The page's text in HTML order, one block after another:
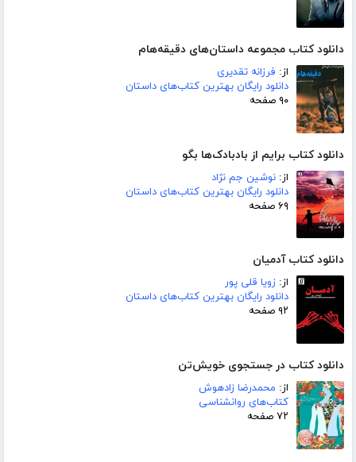
دانلود کتاب مجموعه داستان‌های دقیقه‌هام
از: فرزانه تقدیری
دانلود رایگان بهترین کتاب‌های داستان
۹۰ صفحه
دانلود کتاب برایم از بادبادک‌ها بگو
از: نوشین جم نژاد
دانلود رایگان بهترین کتاب‌های داستان
۶۹ صفحه
دانلود کتاب آدمیان
از: زویا قلی پور
دانلود رایگان بهترین کتاب‌های داستان
۹۲ صفحه
دانلود کتاب در جستجوی خویش‌تن
از: محمدرضا زادهوش
کتاب‌های روانشناسی
۷۲ صفحه